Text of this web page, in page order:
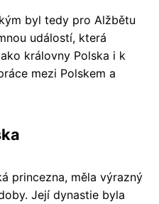
byl tedy pro Alžbětu
událostí, která
královny Polska i k
mezi Polskem a
princezna, měla výrazný
Její dynastie byla